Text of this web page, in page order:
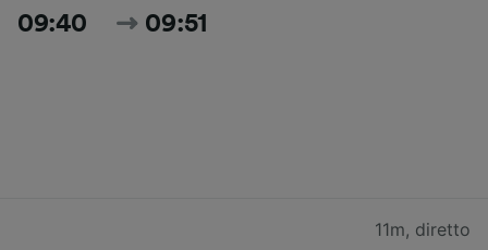
09:40 09:51
11m, diretto